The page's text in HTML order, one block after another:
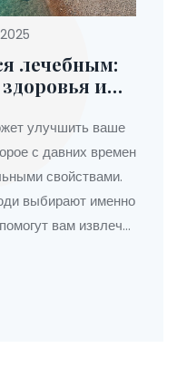
лечебным:
и
улучшить ваше
с давних времен
свойствами.
выбирают именно
вам извлечь
и поправить